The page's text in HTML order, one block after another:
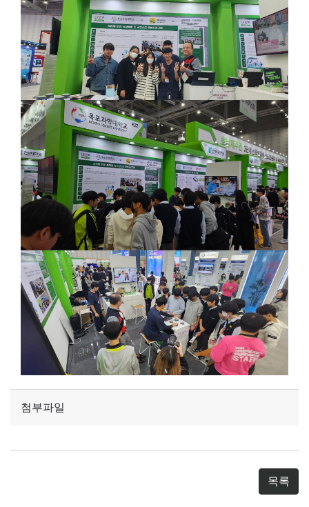
첨부파일
목록